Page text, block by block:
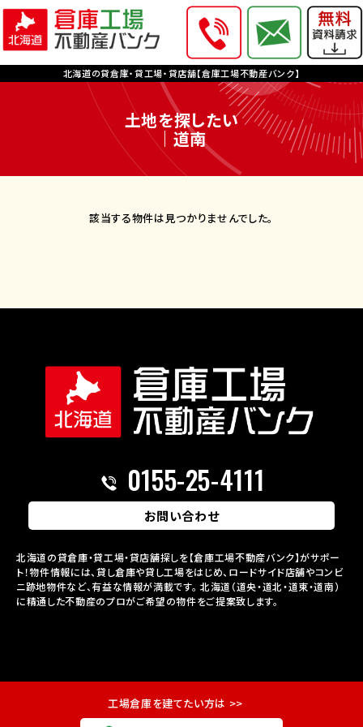
北海道の貸倉庫・貸工場・貸店舗【倉庫工場不動産バンク】
土地を探したい
｜道南
該当する物件は見つかりませんでした。
0155-25-4111
お問い合わせ
北海道の貸倉庫・貸工場・貸店舗探しを【倉庫工場不動産バンク】がサポー
ト！物件情報には、貸し倉庫や貸し工場をはじめ、ロードサイド店舗やコンビ
ニ跡地物件など、有益な情報が満載です。 北海道（道央・道北・道東・道南）
に精通した不動産のプロがご希望の物件をご提案致します。
工場倉庫を建てたい方は >>